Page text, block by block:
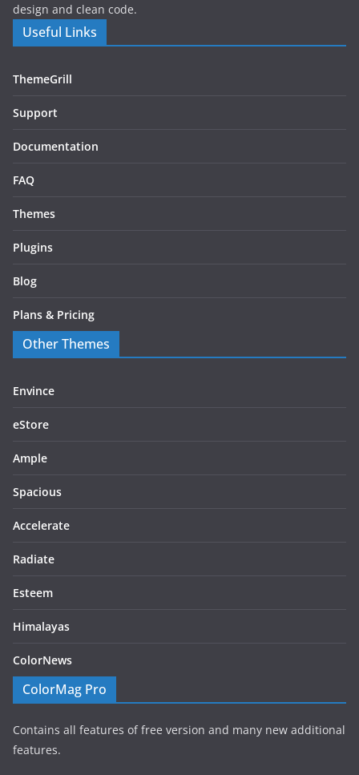
design and clean code.
Useful Links
ThemeGrill
Support
Documentation
FAQ
Themes
Plugins
Blog
Plans & Pricing
Other Themes
Envince
eStore
Ample
Spacious
Accelerate
Radiate
Esteem
Himalayas
ColorNews
ColorMag Pro
Contains all features of free version and many new additional
features.